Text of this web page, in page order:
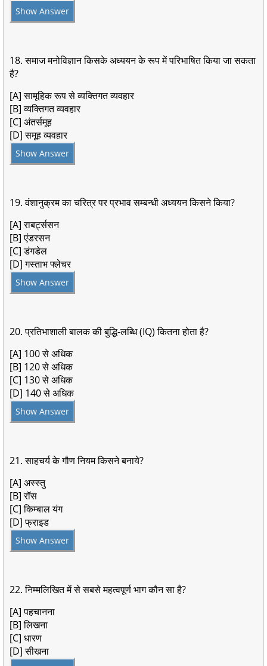
Show Answer
18. समाज मनोविज्ञान किसके अध्ययन के रूप में परिभाषित किया जा सकता
है?
[A] सामूहिक रूप से व्यक्तिगत व्यवहार
[B] व्यक्तिगत व्यवहार
[C] अंतर्समूह
[D] समूह व्यवहार
Show Answer
19. वंशानुक्रम का चरित्र पर प्रभाव सम्बन्धी अध्ययन किसने किया?
[A] राबर्ट्ससन
[B] एंडरसन
[C] डंगडेल
[D] गस्ताभ फ्लेचर
Show Answer
20. प्रतिभाशाली बालक की बुद्धि-लब्धि (IQ) कितना होता है?
[A] 100 से अधिक
[B] 120 से अधिक
[C] 130 से अधिक
[D] 140 से अधिक
Show Answer
21. साहचर्य के गौण नियम किसने बनाये?
[A] अस्स्तु
[B] रॉस
[C] किम्बाल यंग
[D] फ्राइड
Show Answer
22. निम्मलिखित में से सबसे महत्वपूर्ण भाग कौन सा है?
[A] पहचानना
[B] लिखना
[C] धारण
[D] सीखना